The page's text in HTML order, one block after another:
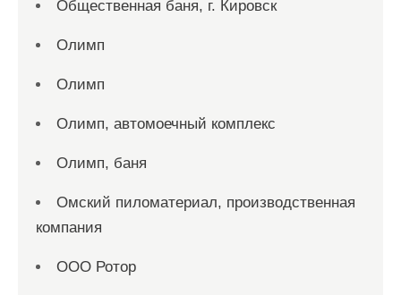
Общественная баня, г. Кировск
Олимп
Олимп
Олимп, автомоечный комплекс
Олимп, баня
Омский пиломатериал, производственная
компания
ООО Ротор